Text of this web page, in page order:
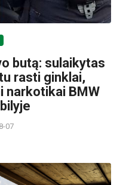
butą: sulaikytas
rasti ginklai,
narkotikai BMW
07